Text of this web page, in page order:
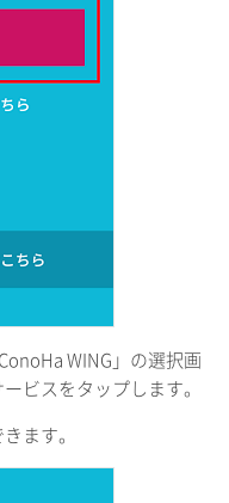
WING」の選択画
ビスをタップします。
ます。